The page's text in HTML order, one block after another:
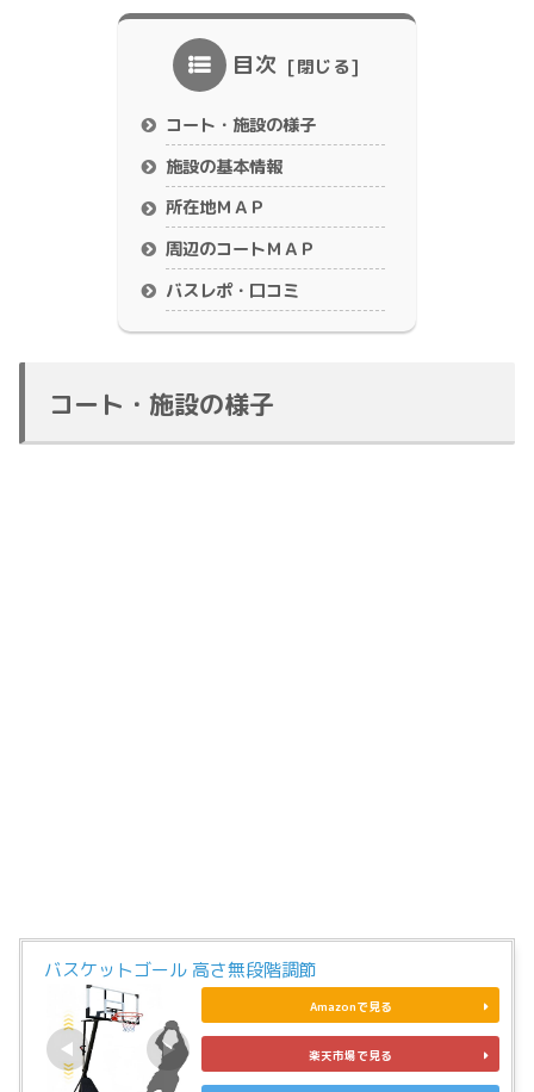
目次
コート・施設の様子
施設の基本情報
所在地ＭＡＰ
周辺のコートＭＡＰ
バスレポ・口コミ
コート・施設の様子
バスケットゴール 高さ無段階調節
Amazonで見る
楽天市場で見る